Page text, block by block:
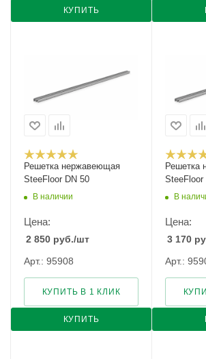
КУПИТЬ
Решетка нержавеющая
SteeFloor DN 50
В наличии
Цена:
2 850 руб./шт
Арт.: 95908
КУПИТЬ
КУПИТЬ В 1 КЛИК
Решетка
SteeFloor
В
Цена:
3 170
Арт.: